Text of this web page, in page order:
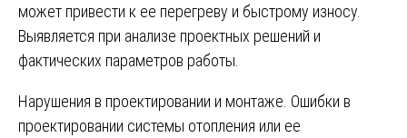
может привести к ее перегреву и быстрому износу.
Выявляется при анализе проектных решений и
фактических параметров работы.
Нарушения в проектировании и монтаже. Ошибки в
проектировании системы отопления или ее